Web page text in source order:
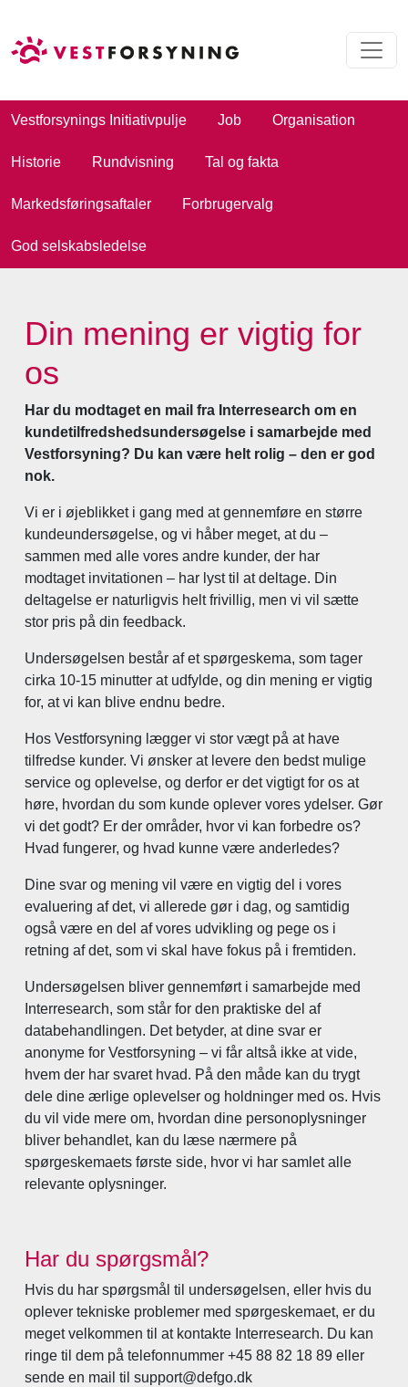
Vestforsynings Initiativpulje Job Organisation
Historie Rundvisning Tal og fakta
Markedsføringsaftaler Forbrugervalg
God selskabsledelse
Din mening er vigtig for
os
Har du modtaget en mail fra Interresearch om en
kundetilfredshedsundersøgelse i samarbejde med
Vestforsyning? Du kan være helt rolig – den er god
nok.
Vi er i øjeblikket i gang med at gennemføre en større
kundeundersøgelse, og vi håber meget, at du –
sammen med alle vores andre kunder, der har
modtaget invitationen – har lyst til at deltage. Din
deltagelse er naturligvis helt frivillig, men vi vil sætte
stor pris på din feedback.
Undersøgelsen består af et spørgeskema, som tager
cirka 10-15 minutter at udfylde, og din mening er vigtig
for, at vi kan blive endnu bedre.
Hos Vestforsyning lægger vi stor vægt på at have
tilfredse kunder. Vi ønsker at levere den bedst mulige
service og oplevelse, og derfor er det vigtigt for os at
høre, hvordan du som kunde oplever vores ydelser. Gør
vi det godt? Er der områder, hvor vi kan forbedre os?
Hvad fungerer, og hvad kunne være anderledes?
Dine svar og mening vil være en vigtig del i vores
evaluering af det, vi allerede gør i dag, og samtidig
også være en del af vores udvikling og pege os i
retning af det, som vi skal have fokus på i fremtiden.
Undersøgelsen bliver gennemført i samarbejde med
Interresearch, som står for den praktiske del af
databehandlingen. Det betyder, at dine svar er
anonyme for Vestforsyning – vi får altså ikke at vide,
hvem der har svaret hvad. På den måde kan du trygt
dele dine ærlige oplevelser og holdninger med os. Hvis
du vil vide mere om, hvordan dine personoplysninger
bliver behandlet, kan du læse nærmere på
spørgeskemaets første side, hvor vi har samlet alle
relevante oplysninger.
Har du spørgsmål?
Hvis du har spørgsmål til undersøgelsen, eller hvis du
oplever tekniske problemer med spørgeskemaet, er du
meget velkommen til at kontakte Interresearch. Du kan
ringe til dem på telefonnummer +45 88 82 18 89 eller
sende en mail til support@defgo.dk